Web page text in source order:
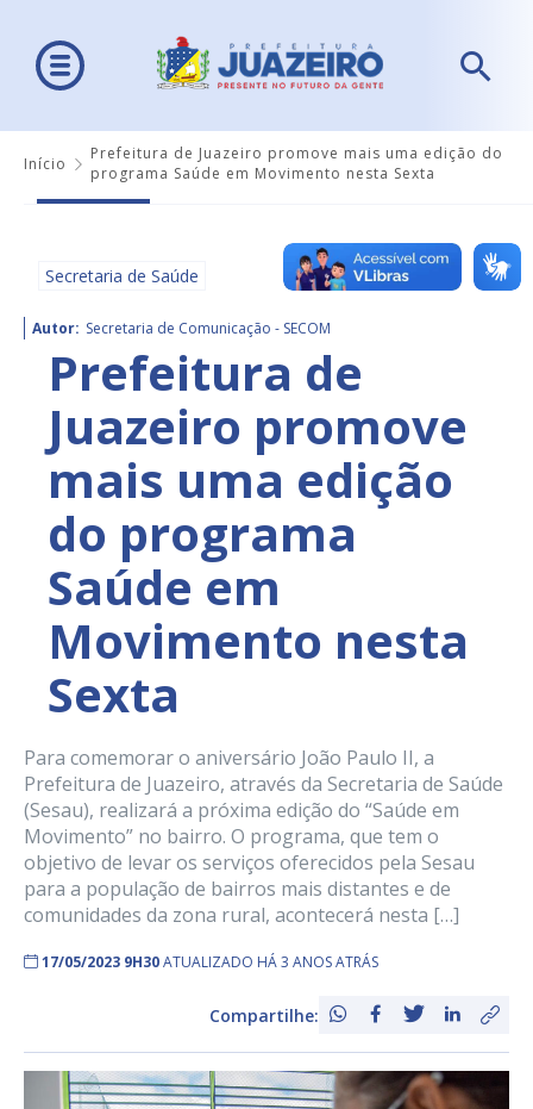
Início
Prefeitura de Juazeiro promove mais uma edição do
programa Saúde em Movimento nesta Sexta
Secretaria de Saúde
Autor: Secretaria de Comunicação - SECOM
Prefeitura de
Juazeiro promove
mais uma edição
do programa
Saúde em
Movimento nesta
Sexta
Para comemorar o aniversário João Paulo II, a
Prefeitura de Juazeiro, através da Secretaria de Saúde
(Sesau), realizará a próxima edição do “Saúde em
Movimento” no bairro. O programa, que tem o
objetivo de levar os serviços oferecidos pela Sesau
para a população de bairros mais distantes e de
comunidades da zona rural, acontecerá nesta […]
17/05/2023 9H30ATUALIZADO HÁ 3 ANOS ATRÁS
Compartilhe: